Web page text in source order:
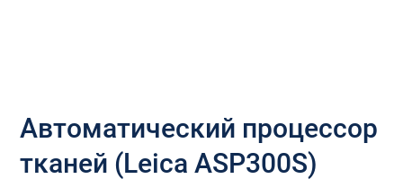
Автоматический процессор
тканей (Leica ASP300S)